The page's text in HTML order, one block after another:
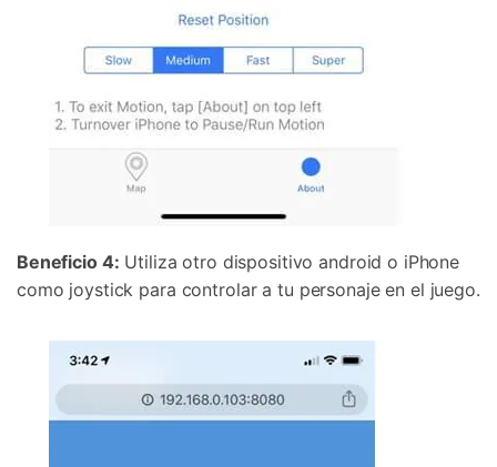
Beneficio 4: Utiliza otro dispositivo android o iPhone
como joystick para controlar a tu personaje en el juego.